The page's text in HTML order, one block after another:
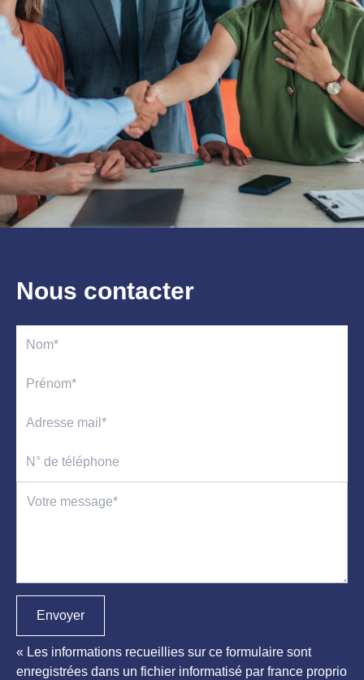
Nous contacter
Envoyer
« Les informations recueillies sur ce formulaire sont
enregistrées dans un fichier informatisé par france proprio